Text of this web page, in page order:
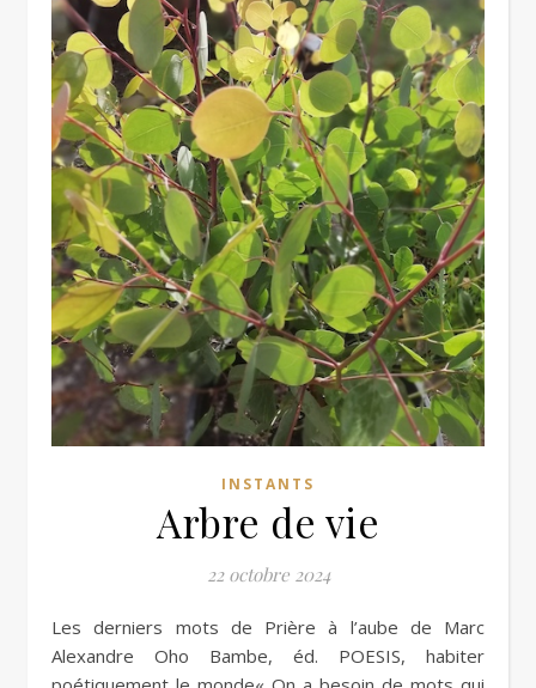
INSTANTS
Arbre de vie
22 octobre 2024
Les derniers mots de Prière à l’aube de Marc
Alexandre Oho Bambe, éd. POESIS, habiter